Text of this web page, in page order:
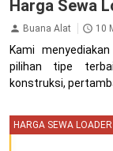
Harga Sewa
Buana Alat 10
Kami
pilihan tipe
konstruksi,
HARGA SEWA LOADER